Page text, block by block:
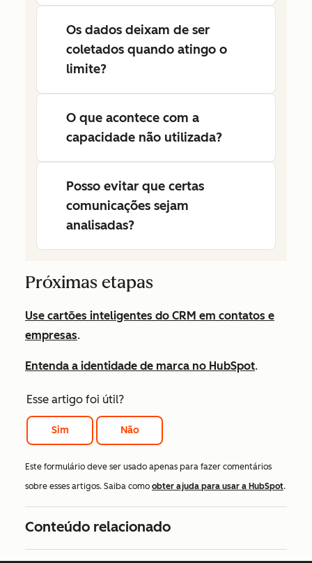
Os dados deixam de ser
coletados quando atingo o
limite?
O que acontece com a
capacidade não utilizada?
Posso evitar que certas
comunicações sejam
analisadas?
Próximas etapas
Use cartões inteligentes do CRM em contatos e
empresas.
Entenda a identidade de marca no HubSpot.
Esse artigo foi útil?
Sim Não
Este formulário deve ser usado apenas para fazer comentários
sobre esses artigos. Saiba como obter ajuda para usar a HubSpot.
Conteúdo relacionado